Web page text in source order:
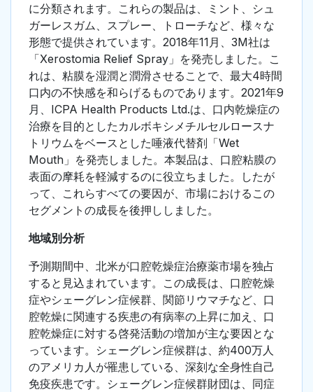
に分類されます。これらの製品は、ミント、シュ
ガーレスガム、スプレー、トローチなど、様々な
形態で提供されています。2018年11月、3M社は
「Xerostomia Relief Spray」を発売しました。こ
れは、粘膜を湿潤と潤滑させることで、最大4時間
口内の不快感を和らげるものであります。2021年9
月、ICPA Health Products Ltd.は、口内乾燥症の
治療を目的としたカルボキシメチルセルロースナ
トリウムをベースとした唾液代替剤「Wet
Mouth」を発売しました。本製品は、口腔粘膜の
表面の摩耗を軽減するのに役立ちました。したが
って、これらすべての要因が、市場におけるこの
セグメントの成長を後押ししました。
地域別分析
予測期間中、北米が口腔乾燥症治療薬市場を独占
すると見込まれています。この成長は、口腔乾燥
症やシェーグレン症候群、関節リウマチなど、口
腔乾燥に関連する疾患の有病率の上昇に加え、口
腔乾燥症に対する啓発活動の増加が主な要因とな
っています。シェーグレン症候群は、約400万人
のアメリカ人が罹患している、深刻な全身性自己
免疫疾患です。シェーグレン症候群財団は、同症